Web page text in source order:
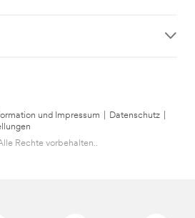
und Impressum Datenschutz
Rechte vorbehalten..